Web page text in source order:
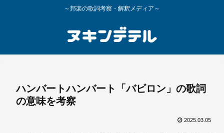
～邦楽の歌詞考察・解釈メディア～
ハンバートハンバート「バビロン」の歌詞
の意味を考察
2025.03.05